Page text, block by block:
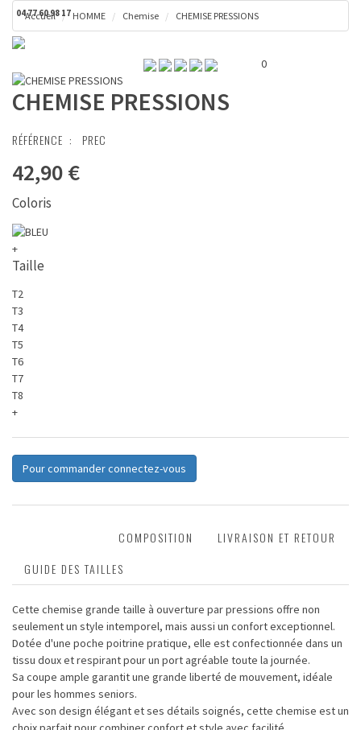
04 77 60 98 17
0
Accueil HOMME Chemise CHEMISE PRESSIONS
CHEMISE PRESSIONS
RÉFÉRENCE : PREC
42,90 €
Coloris
+
Taille
T2
T3
T4
T5
T6
T7
T8
+
Pour commander connectez-vous
COMPOSITION
LIVRAISON ET RETOUR
GUIDE DES TAILLES
Cette chemise grande taille à ouverture par pressions offre non
seulement un style intemporel, mais aussi un confort exceptionnel.
Dotée d'une poche poitrine pratique, elle est confectionnée dans un
tissu doux et respirant pour un port agréable toute la journée.
Sa coupe ample garantit une grande liberté de mouvement, idéale
pour les hommes seniors.
Avec son design élégant et ses détails soignés, cette chemise est un